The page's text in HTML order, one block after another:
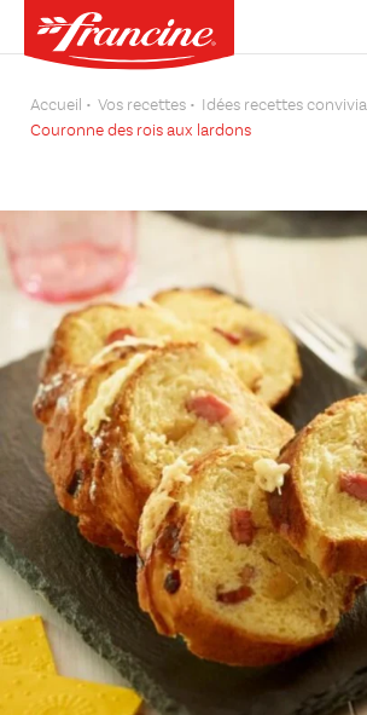
Accueil Vos recettes
Idées recettes
Couronne des rois aux lardons